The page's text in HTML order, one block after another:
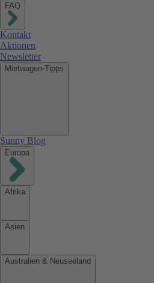
FAQ
Kontakt
Aktionen
Newsletter
Mietwagen-Tipps
Sunny Blog
Europa
Afrika
Asien
Australien & Neuseeland